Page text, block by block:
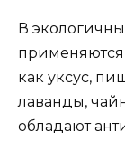
В
как уксус,
лаванды,
обладают